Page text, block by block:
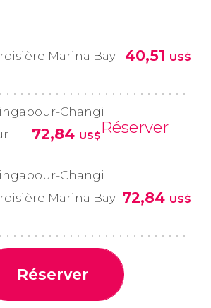
Marina Bay
40,51 US$
Changi
72,84 US$Réserver
Changi
Marina Bay 72,84 US$
Réserver